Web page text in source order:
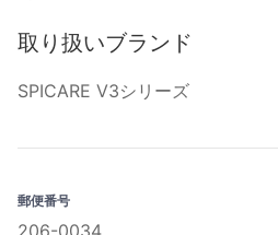
取り扱いブランド
SPICARE V3シリーズ
郵便番号